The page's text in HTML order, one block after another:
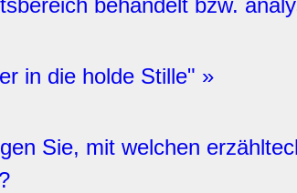
behandelt bzw.
in die holde Stille" »
Sie, mit welchen